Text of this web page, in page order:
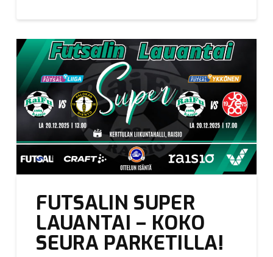
FUTSALIN SUPER
LAUANTAI – KOKO
SEURA PARKETILLA!